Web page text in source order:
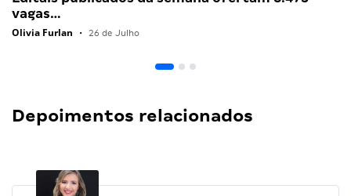
vagas…
Olivia Furlan • 26 de Julho
Depoimentos relacionados